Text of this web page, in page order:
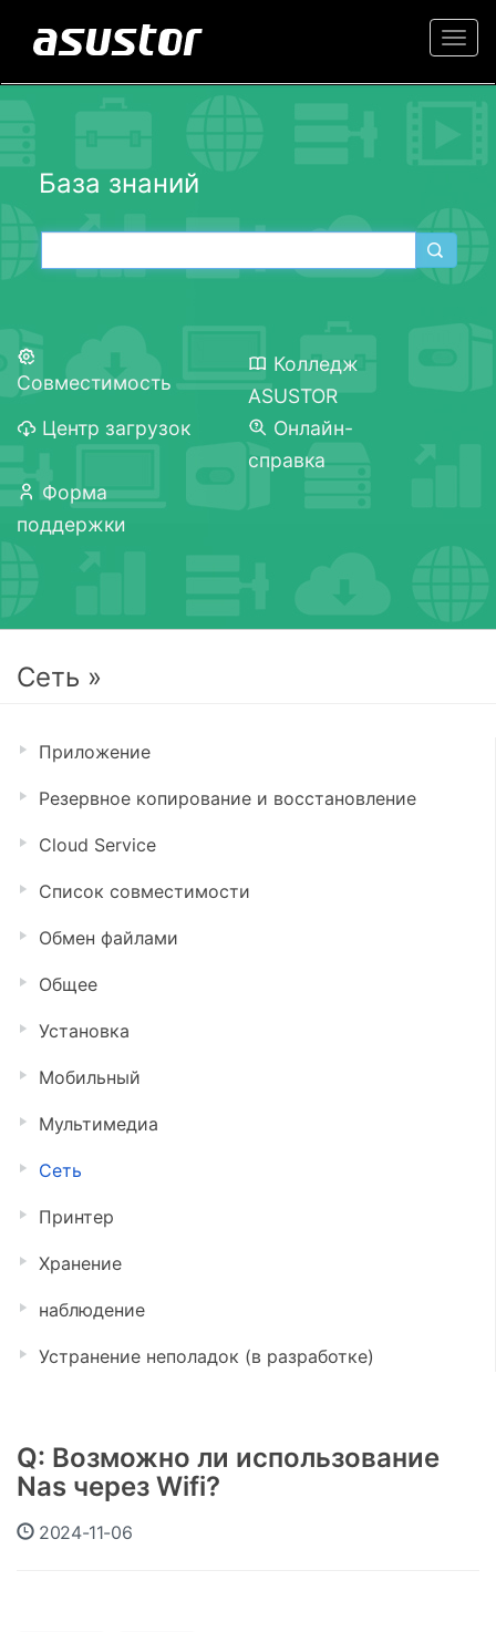
База знаний
Совместимость
Колледж
ASUSTOR
Центр загрузок
Онлайн-
справка
Форма
поддержки
Сеть »
Приложение
Резервное копирование и восстановление
Cloud Service
Список совместимости
Обмен файлами
Общее
Установка
Мобильный
Мультимедиа
Сеть
Принтер
Хранение
наблюдение
Устранение неполадок (в разработке)
Q: Возможно ли использование
Nas через Wifi?
2024-11-06